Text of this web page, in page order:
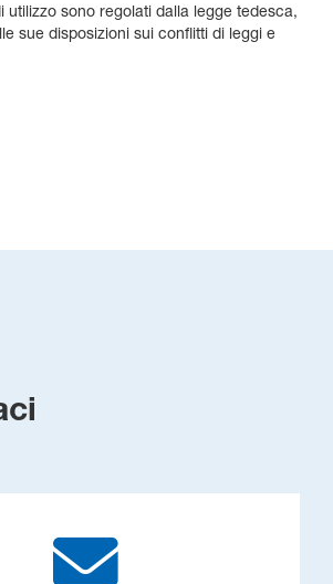
utilizzo sono regolati dalla legge tedesca,
sue disposizioni sui conflitti di leggi e